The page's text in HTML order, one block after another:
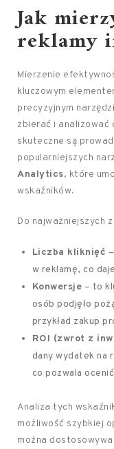
Jak
reklamy
Mierzenie
kluczowym
precyzyjnym
zbierać i analizować
skuteczne są
popularniejszych
Analytics, które
wskaźników.
Do najważniejszych
Liczba kliknięć
w reklamę, co
Konwersje – to
osób podjęło
przykład zakup
ROI (zwrot z
dany wydatek na
co pozwala
Analiza tych
możliwość szybkiej
można